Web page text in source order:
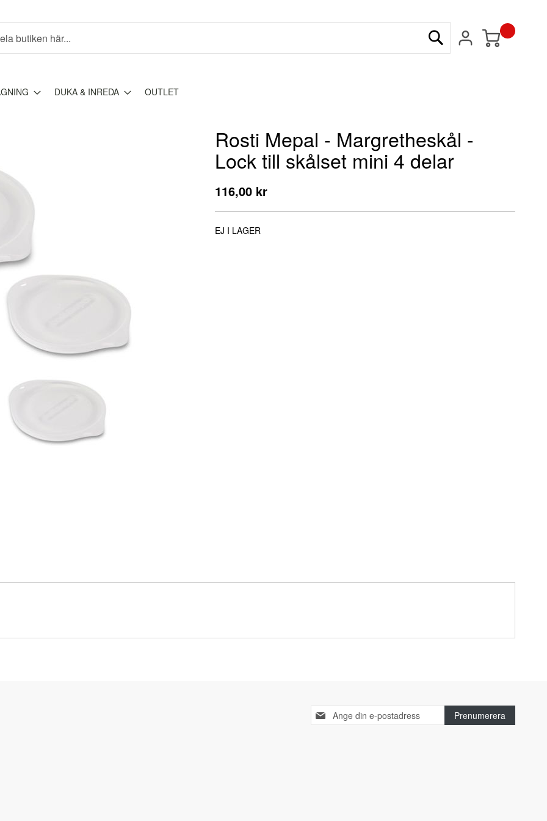
Min kundvagn
DUKA & INREDA OUTLET
Rosti Mepal - Margretheskål -
Lock till skålset mini 4 delar
116,00 kr
EJ I LAGER
Sign
Up
Prenumerera